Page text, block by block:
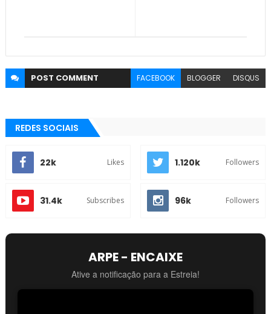
POST COMMENT FACEBOOK BLOGGER DISQUS
REDES SOCIAIS
22k Likes 1.120k Followers
31.4k Subscribes 96k Followers
ARPE - ENCAIXE
Ative a notificação para a Estreia!